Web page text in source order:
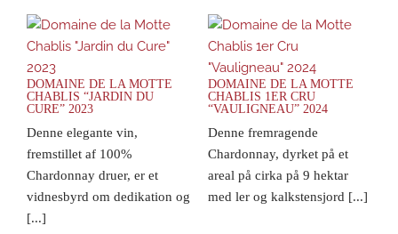
DOMAINE DE LA MOTTE
CHABLIS “JARDIN DU
CURE” 2023
Denne elegante vin,
fremstillet af 100%
Chardonnay druer, er et
vidnesbyrd om dedikation og
[...]
DOMAINE DE LA MOTTE
CHABLIS 1ER CRU
“VAULIGNEAU” 2024
Denne fremragende
Chardonnay, dyrket på et
areal på cirka på 9 hektar
med ler og kalkstensjord [...]